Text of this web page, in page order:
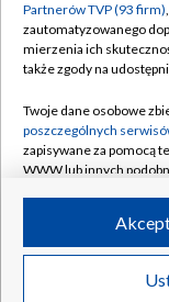
Centrum
Naziemna
Rada
System NOS
Informacje o
Program dla
©2026
Partnerów TVP (93 firm)
zautomatyzowanego
mierzenia ich
także zgody na
Twoje dane osobowe
poszczególnych
zapisywane za pomocą
WWW lub innych
ruchu w Internecie.
Twoje dane osobowe
poszczególnych